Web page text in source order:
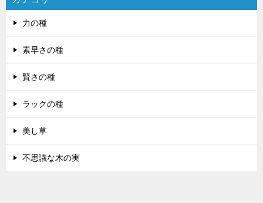
力の種
素早さの種
賢さの種
ラックの種
美し草
不思議な木の実